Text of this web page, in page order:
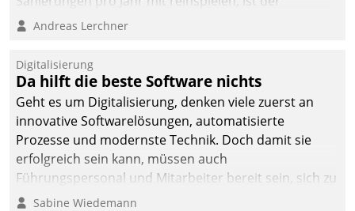
Betreuungs- und Organisationsaufwand immens. Im
kommunale Wohnungsbauunternehmen daher
gemeinsam mit der Berliner Datatrain GmbH den
Teilprozess der Objektsanierung digitalisiert.
Andreas Lerchner
Digitalisierung
Da hilft die beste Software nichts
Geht es um Digitalisierung, denken viele zuerst an
innovative Softwarelösungen, automatisierte
Prozesse und modernste Technik. Doch damit sie
erfolgreich sein kann, müssen auch
Führungspersonal und Mitarbeiter bereit sein, sich zu
verändern und anzupassen, sonst werden sie an ihr
Sabine Wiedemann